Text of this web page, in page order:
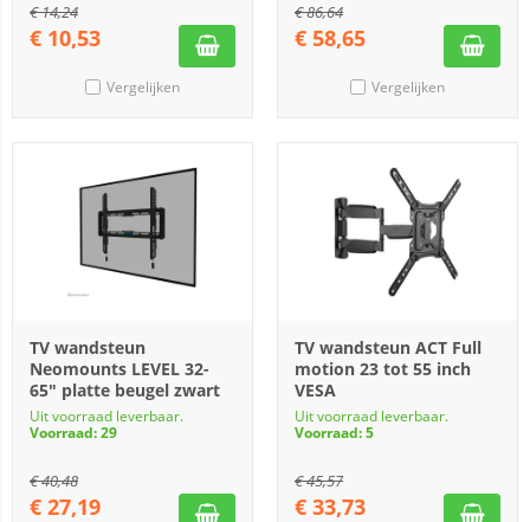
€14,24
€ 10,53
Vergelijken
€86,64
€ 58,65
Vergelijken
TV wandsteun
Neomounts LEVEL 32-
65" platte beugel zwart
Uit voorraad leverbaar.
Voorraad: 29
€40,48
€ 27,19
TV wandsteun ACT Full
motion 23 tot 55 inch
VESA
Uit voorraad leverbaar.
Voorraad: 5
€45,57
€ 33,73